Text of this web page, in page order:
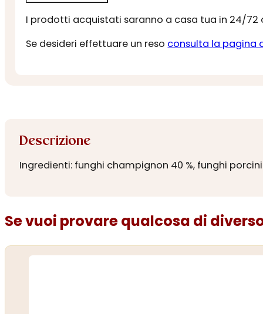
I prodotti acquistati saranno a casa tua in 24/72
Se desideri effettuare un reso consulta la pagina
Descrizione
Ingredienti: funghi champignon 40 %, funghi
Se vuoi provare qualcosa di